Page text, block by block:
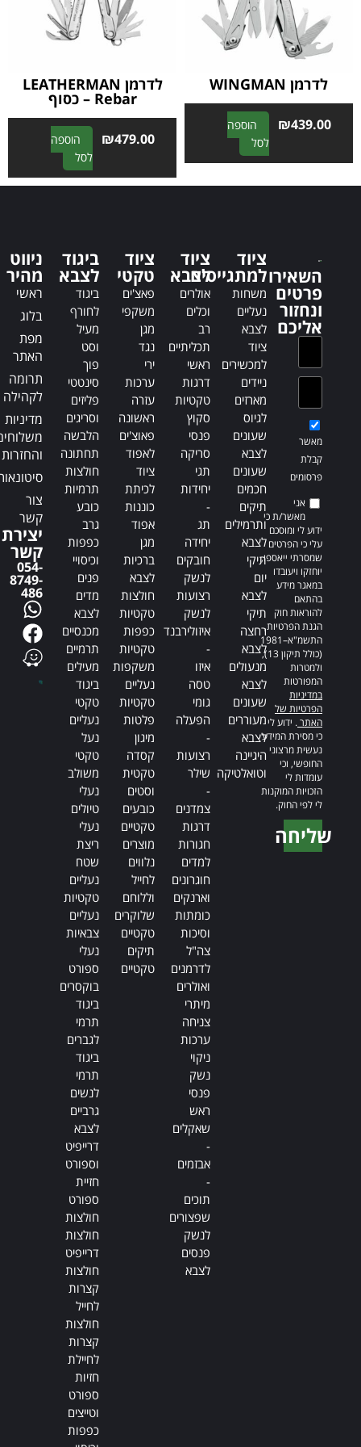
i
v
e
v
e
לדרמן WINGMAN
₪439.00
הוספה
לסל
A
l
t
i
v
e
לדרמן LEATHERMAN
Rebar – כסוף
₪479.00
הוספה
לסל
A
l
t
השאירו
פרטים
ונחזור
אליכם
מאשר
קבלת
פרסומים
אני
מאשר/ת כי
ידוע לי ומוסכם
עלי כי הפרטים
שמסרתי ייאספו,
יוחזקו ויעובדו
במאגר מידע
בהתאם
להוראות חוק
הגנת הפרטיות,
התשמ"א–1981
(כולל תיקון 13),
ולמטרות
המפורטות
במדיניות
הפרטיות של
האתר. ידוע לי
כי מסירת המידע
נעשית מרצוני
החופשי, וכי
עומדות לי
הזכויות המוקנות
לי לפי החוק.
שליחה
ציוד
למתגייסים
משחות
נעליים
לצבא
ציוד
למכשירים
ניידים
מארזים
לגיוס
שעונים
לצבא
שעונים
חכמים
תיקים
ותרמילים
לצבא
תיקי
יום
לצבא
תיקי
רחצה
לצבא
מנעולים
לצבא
שעונים
מעוררים
לצבא
היגיינה
וטואלטיקה
ציוד
לצבא
אולרים
וכלים
רב
תכליתיים
ראשי
דרגות
טקטיות
סקוץ
פנסי
סריקה
תגי
יחידות
-
תג
יחידה
חובקים
לנשק
רצועות
לנשק
איזולירבנד
-
איזו
טסה
גומי
הפעלה
-
רצועות
שילר
-
צמדנים
דרגות
חגורות
למדים
חוגרונים
וארנקים
כומתות
וסיכות
צה"ל
לדרמנים
ואולרים
מיתרי
צניחה
ערכות
ניקוי
נשק
פנסי
ראש
שאקלים
-
אבזמים
-
תוכים
שפצורים
לנשק
פנסים
לצבא
ציוד
טקטי
פאצ'ים
משקפי
מגן
נגד
ירי
ערכות
עזרה
ראשונה
פאוצ'ים
לאפוד
ציוד
לכיתת
כוננות
אפוד
מגן
ברכיות
לצבא
חולצות
טקטיות
כפפות
טקטיות
משקפות
נעליים
טקטיות
פלטות
מיגון
קסדה
טקטית
וסטים
כובעים
טקטיים
מוצרים
נלווים
לחייל
וללוחם
שלוקרים
טקטיים
תיקים
טקטיים
ביגוד
לצבא
ביגוד
לחורף
מעיל
וסט
פוך
סינטטי
פליזים
וסריגים
הלבשה
תחתונה
חולצות
תרמיות
כובע
גרב
כפפות
וכיסויי
פנים
מדים
לצבא
מכנסיים
תרמיים
מעילים
ביגוד
טקטי
נעליים
נעל
טקטי
משולב
נעלי
טיולים
נעלי
ריצת
שטח
נעליים
טקטיות
נעליים
צבאיות
נעלי
ספורט
בוקסרים
ביגוד
תרמי
לגברים
ביגוד
תרמי
לנשים
גרביים
לצבא
דרייפיט
וספורט
חזיית
ספורט
חולצות
חולצות
דרייפיט
חולצות
קצרות
לחייל
חולצות
קצרות
לחיילת
חזיות
ספורט
וטייצים
כפפות
ניווט
מהיר
ראשי
בלוג
מפת
האתר
תרומה
לקהילה
מדיניות
והחזרות
צור
קשר
יצירת
קשר
054-
8749-
486